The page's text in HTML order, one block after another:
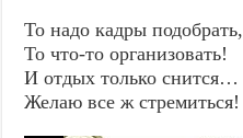
То надо кадры подобрать,
То что-то организовать!
И отдых только снится…
Желаю все ж стремиться!